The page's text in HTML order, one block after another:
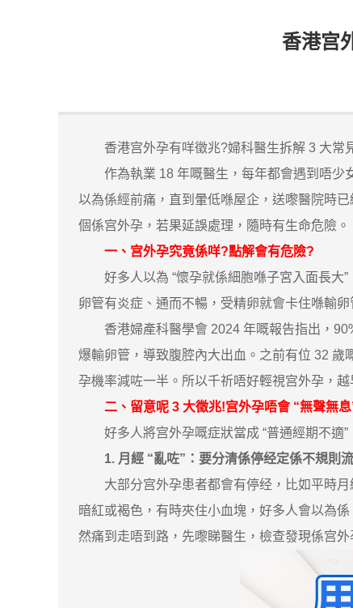
香港宫
香港宫外孕有咩徵兆?婦科醫生拆解 3 大常
作為執業 18 年嘅醫生，每年都會遇到唔少女
以為係經前痛，直到暈低喺屋企，送嚟醫院時
個係宫外孕，若果延誤處理，隨時有生命危險。
一、宫外孕究竟係咩?點解會有危險?
好多人以為 “懷孕就係細胞喺子宮入面長大”
卵管有炎症、通而不暢，受精卵就會卡住喺輸
香港婦產科醫學會 2024 年嘅報告指出，
爆輸卵管，導致腹腔內大出血。之前有位 32
孕機率減咗一半。所以千祈唔好輕視宫外孕，
二、留意呢 3 大徵兆!宫外孕唔會 “無聲無息
好多人將宫外孕嘅症狀當成 “普通經期不適”
1. 月經 “亂咗”：要分清係停经定係不規則
大部分宫外孕患者都會有停经，比如平時月
暗紅或褐色，有時夾住小血塊，好多人會以為
然痛到走唔到路，先嚟睇醫生，檢查發現係宫